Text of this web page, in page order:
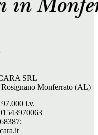
SRL
Monferrato (AL)
i.v.